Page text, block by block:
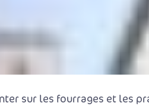
sur les fourrages et les